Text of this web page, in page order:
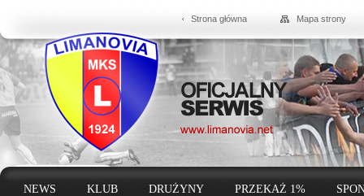
Strona główna Mapa strony
NEWS KLUB DRUŻYNY PRZEKAŻ 1%